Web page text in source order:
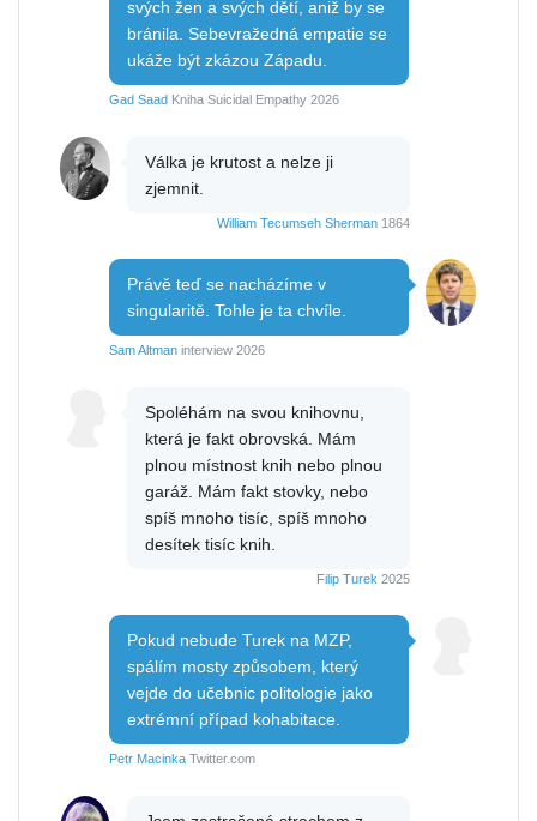
svých žen a svých dětí, aniž by se
bránila. Sebevražedná empatie se
ukáže být zkázou Západu.
Gad Saad Kniha Suicidal Empathy 2026
Válka je krutost a nelze ji
zjemnit.
William Tecumseh Sherman 1864
Právě teď se nacházíme v
singularitě. Tohle je ta chvíle.
Sam Altman interview 2026
Spoléhám na svou knihovnu,
která je fakt obrovská. Mám
plnou místnost knih nebo plnou
garáž. Mám fakt stovky, nebo
spíš mnoho tisíc, spíš mnoho
desítek tisíc knih.
Filip Turek 2025
Pokud nebude Turek na MZP,
spálím mosty způsobem, který
vejde do učebnic politologie jako
extrémní případ kohabitace.
Petr Macinka Twitter.com